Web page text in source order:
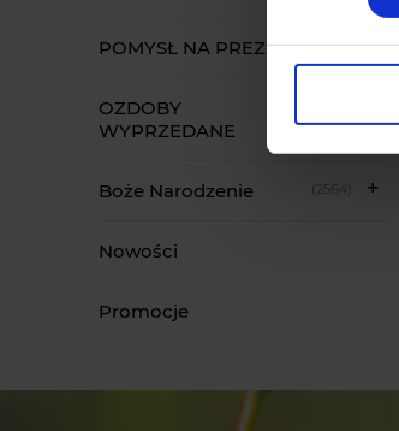
POMYSŁ NA PREZENT (70)
OZDOBY
WYPRZEDANE
Boże Narodzenie (2564)
Nowości
Promocje